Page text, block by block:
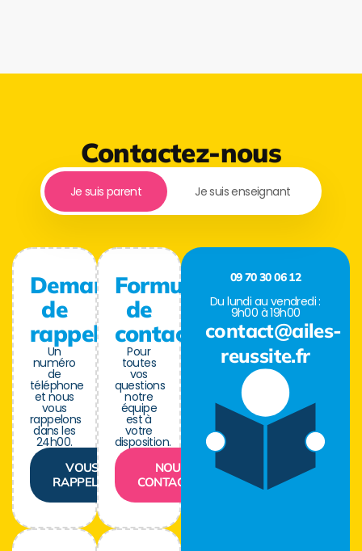
Contactez-nous
Je suis parent Je suis enseignant
Demande
de
rappel
Un
numéro
de
téléphone
et nous
vous
rappelons
dans les
24h00.
VOUS
RAPPELER
Formulaire
de
contact
Pour
toutes
vos
questions
notre
équipe
est à
votre
disposition.
NOUS
CONTACTER
09 70 30 06 12
Du lundi au vendredi :
9h00 à 19h00
contact@ailes-
reussite.fr